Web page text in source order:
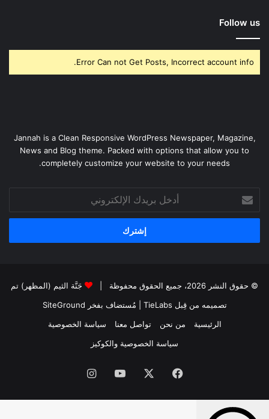
Follow us
Error Can not Get Posts, Incorrect account info.
Jannah is a Clean Responsive WordPress Newspaper, Magazine,
News and Blog theme. Packed with options that allow you to
completely customize your website to your needs.
بريدك
الإلكتروني
© حقوق النشر 2026، جميع الحقوق محفوظة |
جَنَّة الثيم (المظهر) تم
تصميمه من قِبل TieLabs
| مُستضاف بفخر SiteGround
الرئيسية
من نحن تواصل معنا
سياسة الخصوصية
سياسة الخصوصية والكوكيز
فيسبوك ‫YouTubeانستقرام